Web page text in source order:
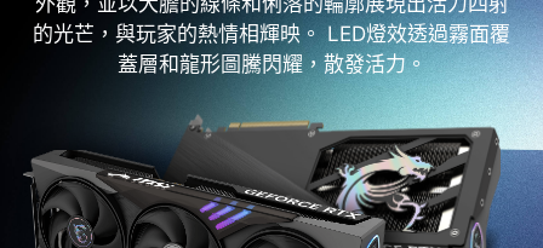
的光芒，與玩家的熱情相輝映。 LED燈效透過霧面覆
蓋層和龍形圖騰閃耀，散發活力。